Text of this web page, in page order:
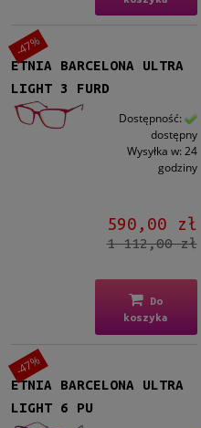
ETNIA BARCELONA ULTRA
LIGHT 3 FURD
Dostępność:
dostępny
Wysyłka w: 24
godziny
590,00 zł
1 112,00 zł
Do
koszyka
-47%
ETNIA BARCELONA ULTRA
LIGHT 6 PU
-47%